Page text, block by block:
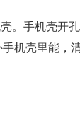
。手机壳开
机壳里能，